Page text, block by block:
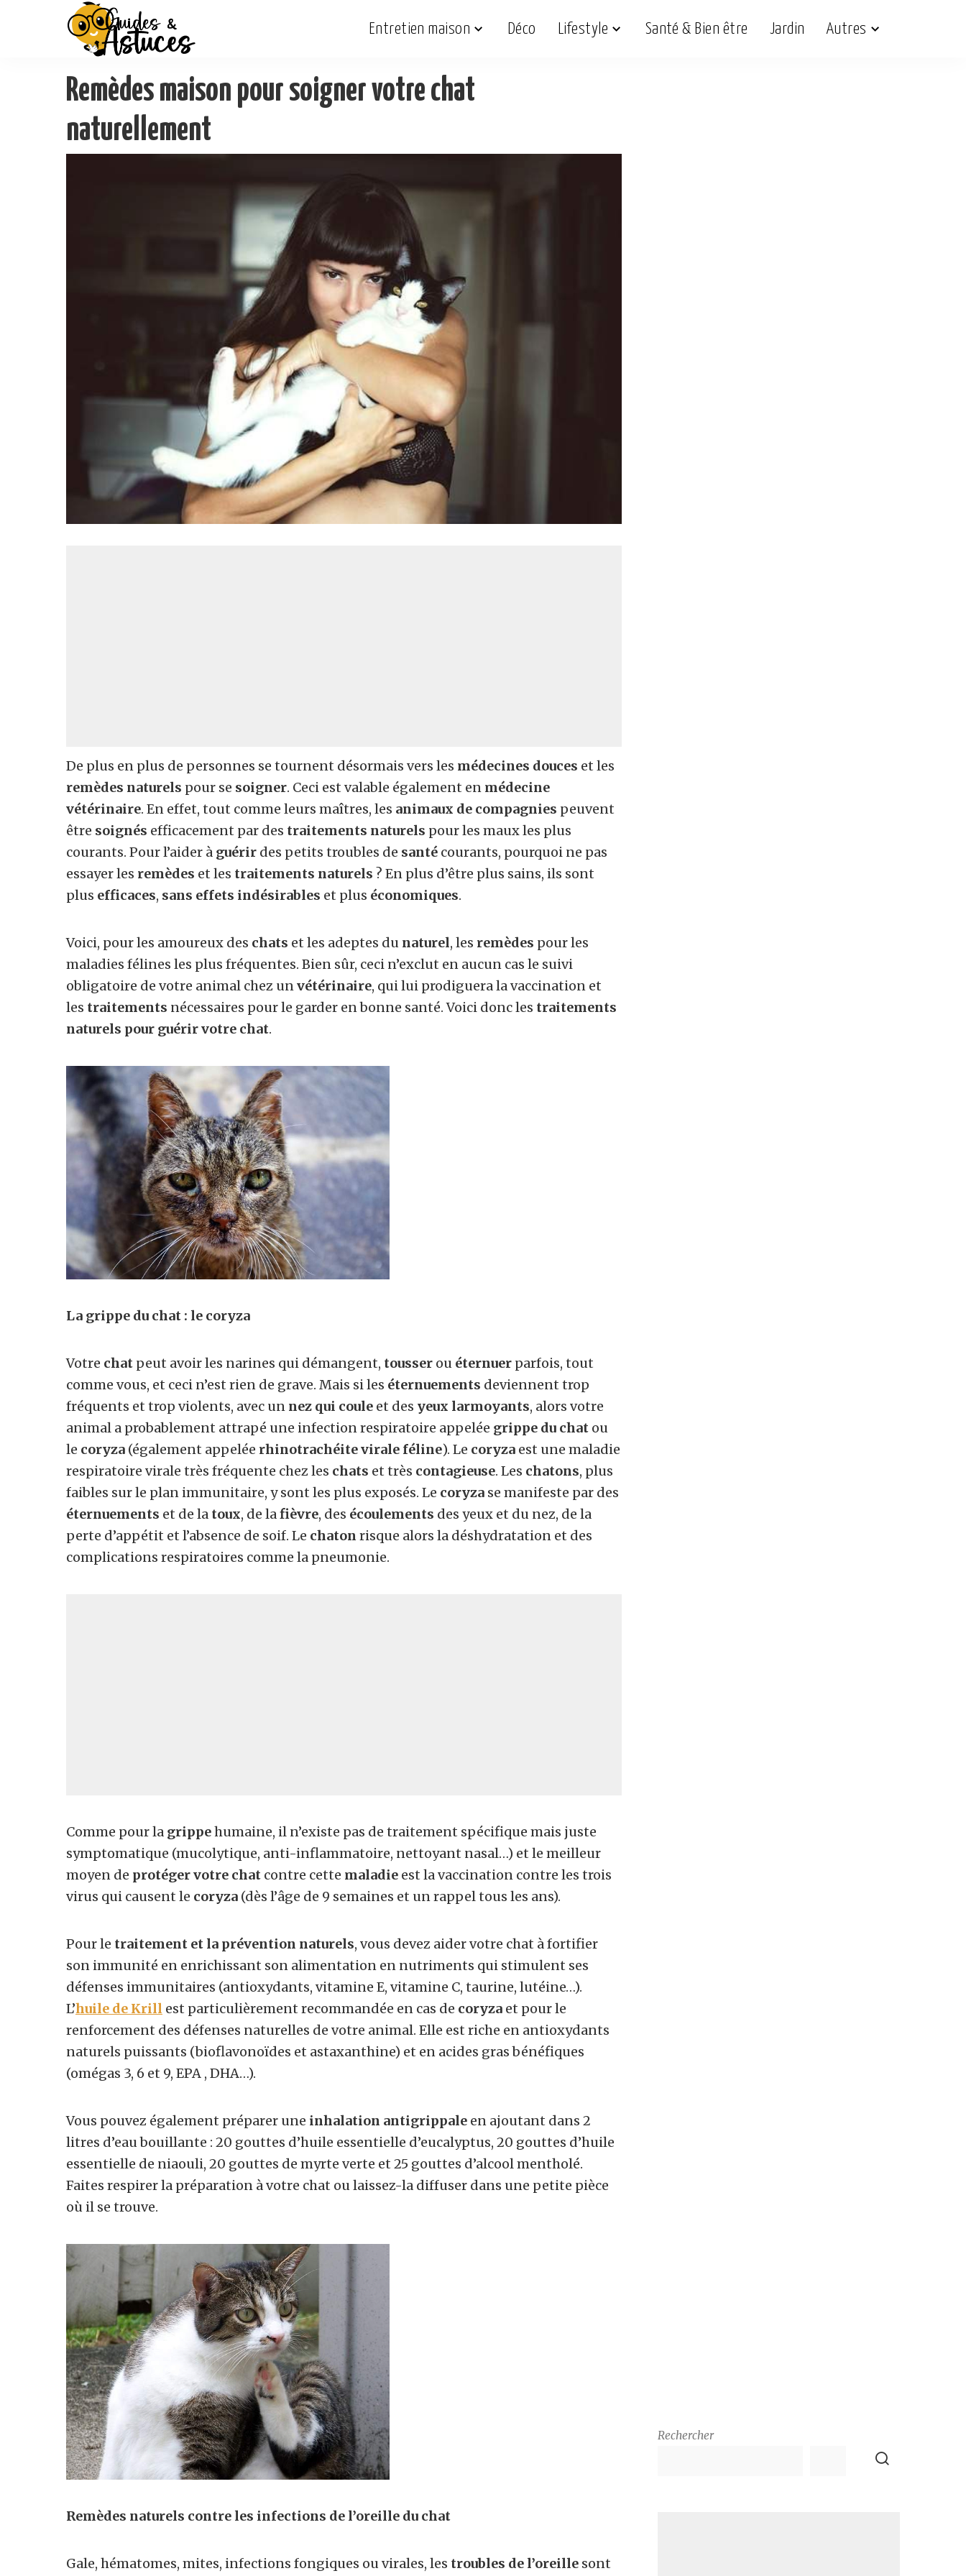
Entretien maison Déco Lifestyle Santé & Bien être Jardin Autres
Remèdes maison pour soigner votre chat
naturellement
De plus en plus de personnes se tournent désormais vers les médecines douces et les
remèdes naturels pour se soigner. Ceci est valable également en médecine
vétérinaire. En effet, tout comme leurs maîtres, les animaux de compagnies peuvent
être soignés efficacement par des traitements naturels pour les maux les plus
courants. Pour l’aider à guérir des petits troubles de santé courants, pourquoi ne pas
essayer les remèdes et les traitements naturels ? En plus d’être plus sains, ils sont
plus efficaces, sans effets indésirables et plus économiques.
Voici, pour les amoureux des chats et les adeptes du naturel, les remèdes pour les
maladies félines les plus fréquentes. Bien sûr, ceci n’exclut en aucun cas le suivi
obligatoire de votre animal chez unvétérinaire, qui lui prodiguera la vaccination et
les traitements nécessaires pour le garder en bonne santé. Voici donc les traitements
naturels pour guérir votre chat.
La grippe du chat : le coryza
Votre chat peut avoir les narines qui démangent, tousser ou éternuer parfois, tout
comme vous, et ceci n’est rien de grave. Mais si les éternuements deviennent trop
fréquents et trop violents, avec un nez qui coule et des yeux larmoyants, alors votre
animal a probablement attrapé une infection respiratoire appelée grippe du chat ou
le coryza (également appelée rhinotrachéite virale féline). Le coryza est une maladie
respiratoire virale très fréquente chez les chats et très contagieuse. Les chatons, plus
faibles sur le plan immunitaire, y sont les plus exposés. Le coryza se manifeste par des
éternuements et de la toux, de lafièvre, des écoulements des yeux et du nez, de la
perte d’appétit et l’absence de soif. Le chaton risque alors la déshydratation et des
complications respiratoires comme la pneumonie.
Comme pour la grippehumaine, il n’existe pas de traitement spécifique mais juste
symptomatique (mucolytique, anti-inflammatoire, nettoyant nasal…) et le meilleur
moyen de protéger votre chat contre cette maladie est la vaccination contre les trois
virus qui causent le coryza (dès l’âge de 9 semaines et un rappel tous les ans).
Pour le traitement et la prévention naturels, vous devez aider votre chat à fortifier
son immunité en enrichissant son alimentation en nutriments qui stimulent ses
défenses immunitaires (antioxydants, vitamine E, vitamine C, taurine, lutéine…).
L’huile de Krill est particulièrement recommandée en cas de coryza et pour le
renforcement des défenses naturelles de votre animal. Elle est riche en antioxydants
naturels puissants (bioflavonoïdes et astaxanthine) et en acides gras bénéfiques
(omégas 3, 6 et 9, EPA , DHA…).
Vous pouvez également préparer une inhalation antigrippale en ajoutant dans 2
litres d’eau bouillante : 20 gouttes d’huile essentielle d’eucalyptus, 20 gouttes d’huile
essentielle de niaouli, 20 gouttes de myrte verte et 25 gouttes d’alcool mentholé.
Faites respirer la préparation à votre chat ou laissez-la diffuser dans une petite pièce
où il se trouve.
Remèdes naturels contre les infections de l’oreille du chat
Gale, hématomes, mites, infections fongiques ou virales, les troubles de l’oreille sont
Rechercher